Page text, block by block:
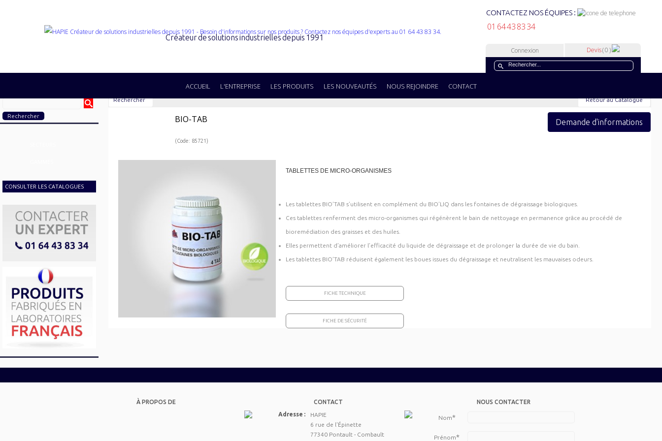
Créateur de solutions industrielles depuis 1991
CONTACTEZ NOS ÉQUIPES :
01 64 43 83 34
Connexion Devis( 0 )
ACCUEIL L'ENTREPRISE LES PRODUITS LES NOUVEAUTÉS NOUS REJOINDRE CONTACT
CONSULTER LES CATALOGUES
Rechercher Retour au Catalogue
BIO-TAB
(Code: 85721)
Demande d'informations
TABLETTES DE MICRO-ORGANISMES
Les tablettes BIO’TAB s’utilisent en complément du BIO’LIQ dans les fontaines de dégraissage biologiques.
Ces tablettes renferment des micro-organismes qui régénèrent le bain de nettoyage en permanence grâce au procédé de
bioremédiation des graisses et des huiles.
Elles permettent d’améliorer l’efficacité du liquide de dégraissage et de prolonger la durée de vie du bain.
Les tablettes BIO’TAB réduisent également les boues issues du dégraissage et neutralisent les mauvaises odeurs.
FICHE TECHNIQUE
FICHE DE SÉCURITÉ
À PROPOS DE
CONTACT
Adresse :
HAPIE
6 rue de l'Épinette
77340 Pontault - Combault
NOUS CONTACTER
Nom*
Prénom*